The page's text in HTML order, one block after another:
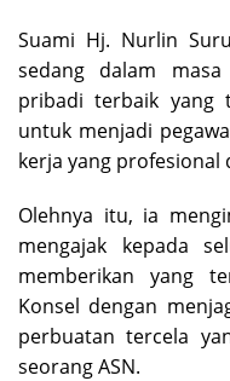
Suami Hj. Nurlin
sedang dalam
pribadi terbaik yang
untuk menjadi
kerja yang
Olehnya itu, ia
mengajak kepada
memberikan yang
Konsel dengan
perbuatan tercela
seorang ASN.